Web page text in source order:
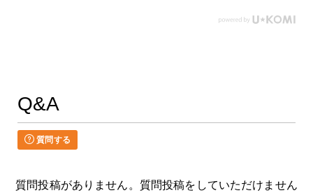
Q&A
質問する
質問投稿がありません。質問投稿をしていただけません